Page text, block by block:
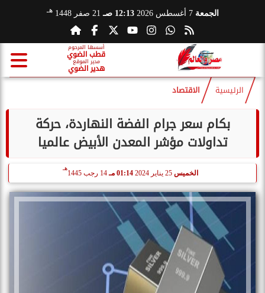
الجمعة 7 أغسطس 2026 12:13 صـ 21 صفر 1448 هـ
أسسها المرحوم
قطب الضوي
مدير الموقع
هدير الضوي
الرئيسية الاقتصاد
بكام سعر جرام الفضة النهاردة، حركة
تداولات مؤشر المعدن الأبيض ‏عالميا
الخميس 25 يناير 2024 01:14 مـ 14 رجب 1445
هـ